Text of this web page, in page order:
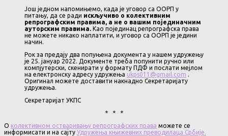
Још једном напомињемо, када је уговор са ООРП у
питању, да се ради искључиво о колективним
репрографским правима, а не о вашим појединачним
ауторским правима. Као појединац репрографска права
не можете никако наплатити, и уговор са ООРП је једини
начин.
Рок за предају два попуњена документа у нашем удружењу
је 25. јануар 2022. Документе треба попунити ручно или
компјутерски, скенирати у формату ПДФ и послати мејлом
на електронску адресу удружења ukps011@gmail.com .
Оригинал можете доставити накнадно Секретаријату
удружења.
Секретаријат УКПС
* * *
О колективном остваривању репрографских права можете се
информисати и на сајту Удружења књижевних преводилаца Србије.